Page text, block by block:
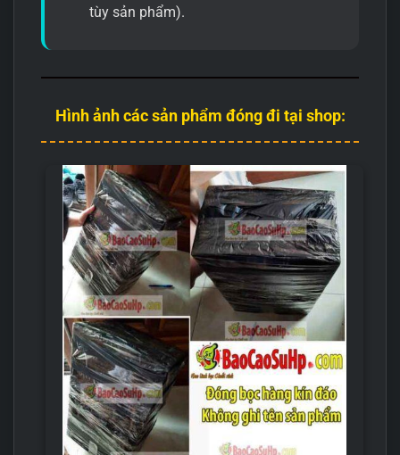
tùy sản phẩm).
Hình ảnh các sản phẩm đóng đi tại shop: